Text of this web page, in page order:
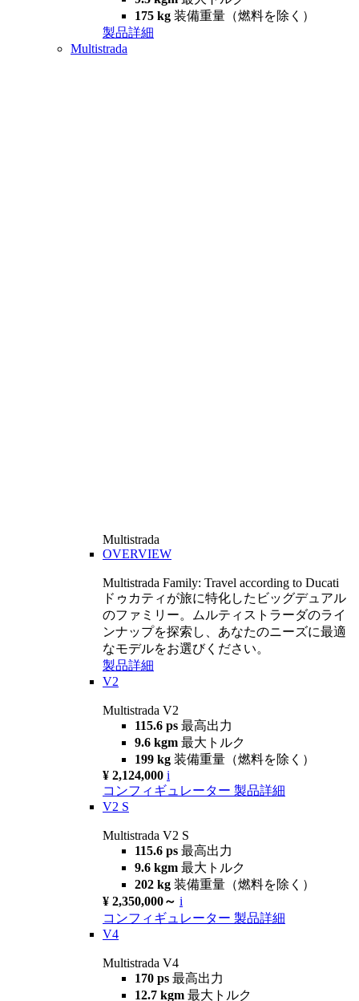
175 kg 装備重量（燃料を除く）
製品詳細
Multistrada
Multistrada
OVERVIEW
Multistrada Family: Travel according to Ducati
ドゥカティが旅に特化したビッグデュアル
のファミリー。ムルティストラーダのライ
ンナップを探索し、あなたのニーズに最適
なモデルをお選びください。
製品詳細
V2
Multistrada V2
115.6 ps 最高出力
9.6 kgm 最大トルク
199 kg 装備重量（燃料を除く）
¥ 2,124,000 i
コンフィギュレーター 製品詳細
V2 S
Multistrada V2 S
115.6 ps 最高出力
9.6 kgm 最大トルク
202 kg 装備重量（燃料を除く）
¥ 2,350,000～ i
コンフィギュレーター 製品詳細
V4
Multistrada V4
170 ps 最高出力
12.7 kgm 最大トルク